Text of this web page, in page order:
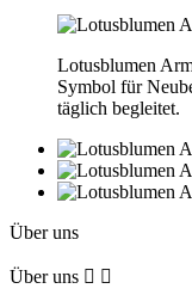
Lotusblumen
Symbol für
täglich begleitet.
Über uns
Über uns  